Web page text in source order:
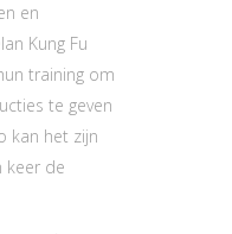
en
Kung Fu
training om
te geven
kan het zijn
keer de